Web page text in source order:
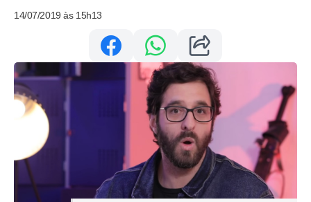
14/07/2019 às 15h13